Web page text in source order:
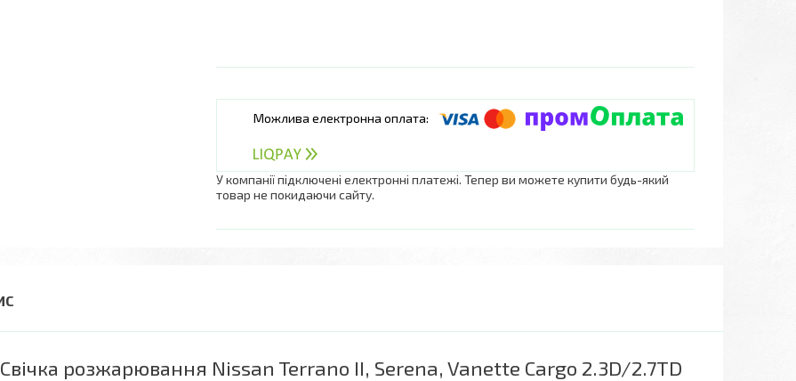
У компанії підключені електронні платежі. Тепер ви можете купити будь-який
товар не покидаючи сайту.
Свічка розжарювання Nissan Terrano II, Serena, Vanette Cargo 2.3D/2.7TD